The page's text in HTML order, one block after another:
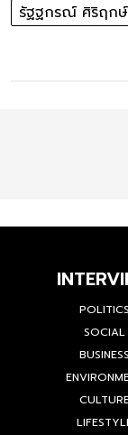
รัฐฐกรณ์ ศิริฤกษ์
POLITICS
SOCIAL
BUSINESS